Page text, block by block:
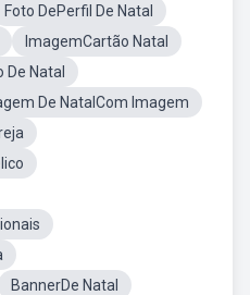
Foto DePerfil De Natal
ImagemCartão Natal
Natal
De NatalCom Imagem
BannerDe Natal